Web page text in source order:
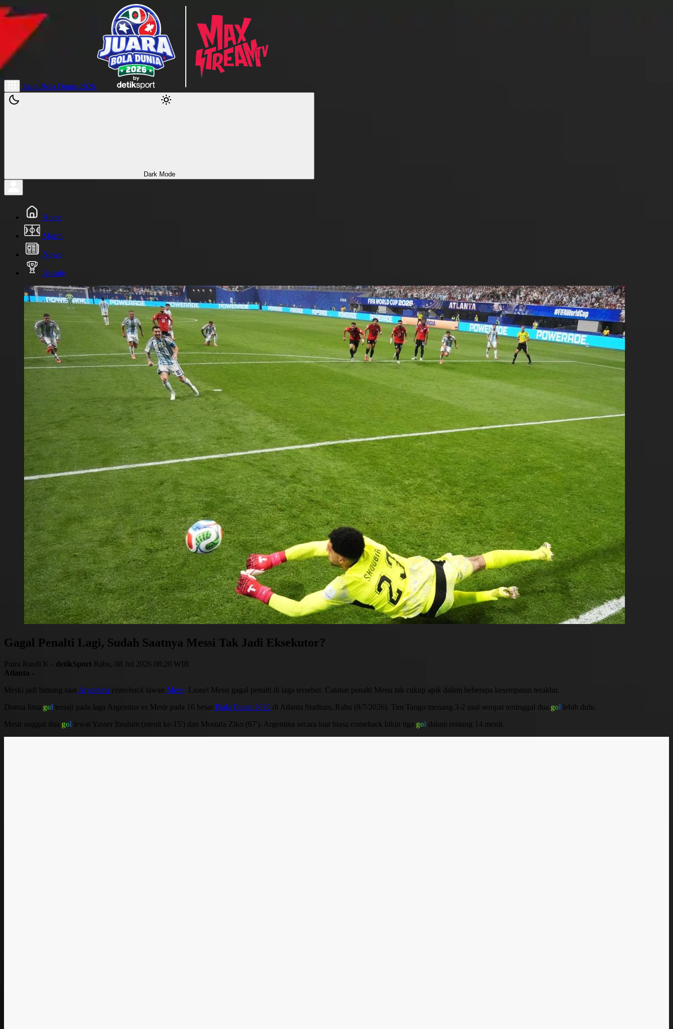
Juara Bola Dunia 2026
Dark Mode
Home
Match
News
Arcade
Gagal Penalti Lagi, Sudah Saatnya Messi Tak Jadi Eksekutor?
Putra Rusdi K - detikSport Rabu, 08 Jul 2026 08:20 WIB
Atlanta -
Meski jadi bintang saat Argentina comeback lawan Mesir, Lionel Messi gagal penalti di laga tersebut. Catatan penalti Messi tak cukup apik dalam beberapa kesempatan terakhir.
Drama lima gol tersaji pada laga Argentina vs Mesir pada 16 besar Piala Dunia 2026 di Atlanta Stadium, Rabu (8/7/2026). Tim Tango menang 3-2 usai sempat tertinggal dua gol lebih dulu.
Mesir unggul dua gol lewat Yasser Ibrahim (menit ke-15') dan Mostafa Ziko (67'). Argentina secara luar biasa comeback bikin tiga gol dalam rentang 14 menit.